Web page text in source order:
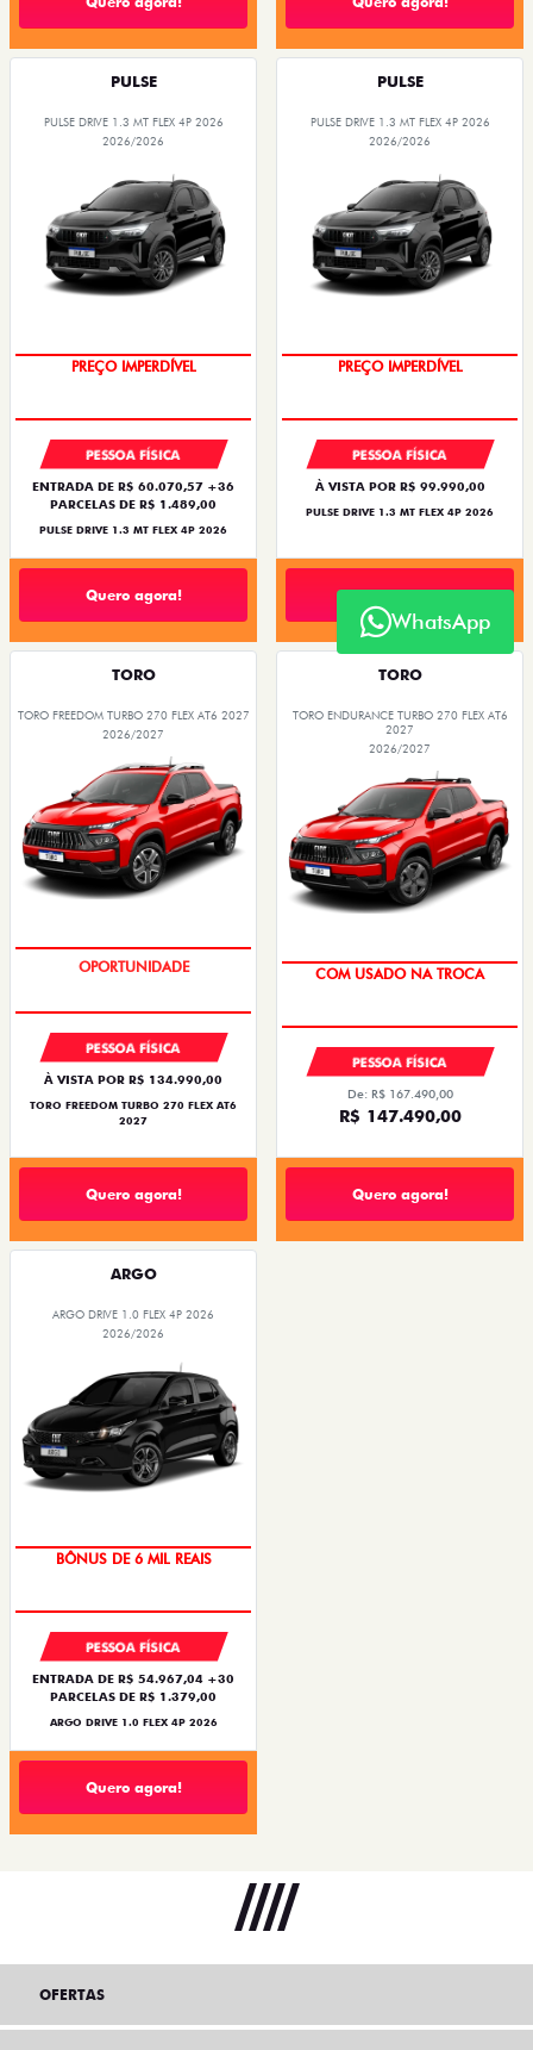
PULSE
PULSE DRIVE 1.3 MT FLEX 4P 2026
2026/2026
PREÇO IMPERDÍVEL
PESSOA FÍSICA
ENTRADA DE R$ 60.070,57 +36
PARCELAS DE R$ 1.489,00
PULSE DRIVE 1.3 MT FLEX 4P 2026
Quero agora!
PULSE
PULSE DRIVE 1.3 MT FLEX 4P 2026
2026/2026
PREÇO IMPERDÍVEL
PESSOA FÍSICA
À VISTA POR R$ 99.990,00
PULSE DRIVE 1.3 MT FLEX 4P 2026
Quero agora!
TORO
TORO FREEDOM TURBO 270 FLEX AT6 2027
2026/2027
OPORTUNIDADE
PESSOA FÍSICA
À VISTA POR R$ 134.990,00
TORO FREEDOM TURBO 270 FLEX AT6
2027
Quero agora!
TORO
TORO ENDURANCE TURBO 270 FLEX AT6
2027
2026/2027
COM USADO NA TROCA
PESSOA FÍSICA
De: R$ 167.490,00
R$ 147.490,00
Quero agora!
ARGO
ARGO DRIVE 1.0 FLEX 4P 2026
2026/2026
BÔNUS DE 6 MIL REAIS
PESSOA FÍSICA
ENTRADA DE R$ 54.967,04 +30
PARCELAS DE R$ 1.379,00
ARGO DRIVE 1.0 FLEX 4P 2026
Quero agora!
WhatsApp
OFERTAS